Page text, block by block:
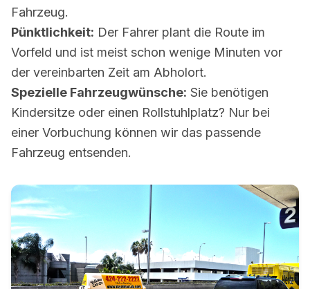
Fahrzeug.
Pünktlichkeit: Der Fahrer plant die Route im
Vorfeld und ist meist schon wenige Minuten vor
der vereinbarten Zeit am Abholort.
Spezielle Fahrzeugwünsche: Sie benötigen
Kindersitze oder einen Rollstuhlplatz? Nur bei
einer Vorbuchung können wir das passende
Fahrzeug entsenden.